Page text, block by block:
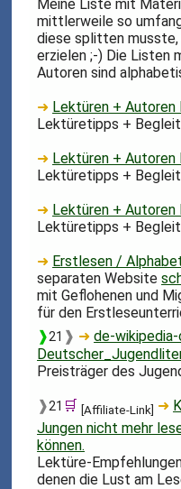
Meine Liste mit
mittlerweile so
diese splitten
erzielen ;-) Die Listen
Autoren sind
➜ Lektüren + Autoren
Lektüretipps +
➜ Lektüren + Autoren
Lektüretipps +
➜ Lektüren + Autoren
Lektüretipps +
➜ Erstlesen /
separaten Website
mit Geflohenen und
für den
❱21 ❱ ➜de-
Preisträger des
❱21 🛒 [Affiliate-Link] ➜
Jungen nicht mehr
können.
Lektüre-
denen die Lust am